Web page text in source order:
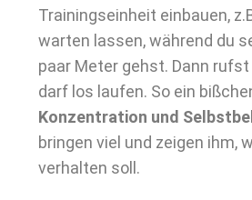
Trainingseinheit einbauen,
warten lassen, während du
paar Meter gehst. Dann rufst
darf los laufen. So ein
Konzentration und
bringen viel und zeigen ihm,
verhalten soll.